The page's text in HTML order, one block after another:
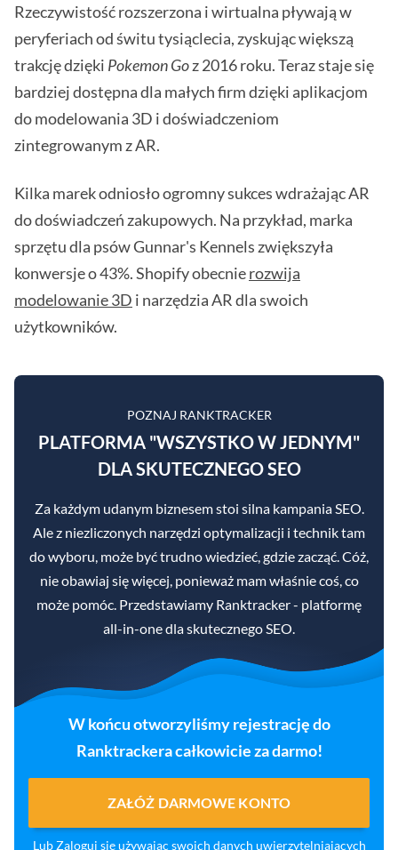
Rzeczywistość rozszerzona i wirtualna pływają w
peryferiach od świtu tysiąclecia, zyskując większą
trakcję dzięki Pokemon Goz 2016 roku. Teraz staje się
bardziej dostępna dla małych firm dzięki aplikacjom
do modelowania 3D i doświadczeniom
zintegrowanym z AR.
Kilka marek odniosło ogromny sukces wdrażając AR
do doświadczeń zakupowych. Na przykład, marka
sprzętu dla psów Gunnar's Kennels zwiększyła
konwersje o 43%. Shopify obecnierozwija
modelowanie 3D i narzędzia AR dla swoich
użytkowników.
POZNAJ RANKTRACKER
PLATFORMA "WSZYSTKO W JEDNYM"
DLA SKUTECZNEGO SEO
Za każdym udanym biznesem stoi silna kampania SEO.
Ale z niezliczonych narzędzi optymalizacji i technik tam
do wyboru, może być trudno wiedzieć, gdzie zacząć. Cóż,
nie obawiaj się więcej, ponieważ mam właśnie coś, co
może pomóc. Przedstawiamy Ranktracker - platformę
all-in-one dla skutecznego SEO.
W końcu otworzyliśmy rejestrację do
Ranktrackera całkowicie za darmo!
ZAŁÓŻ DARMOWE KONTO
LubZaloguj sięużywając swoich danych uwierzytelniających